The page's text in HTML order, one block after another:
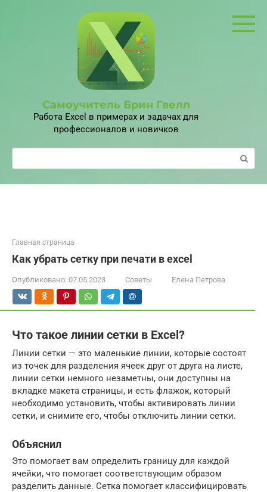
Самоучитель Брин Гвелл
Работа Excel в примерах и задачах для
профессионалов и новичков
Поиск:
Главная страница
Как убрать сетку при печати в excel
Опубликовано: 07.05.2023 Советы Елена Петрова
Что такое линии сетки в Excel?
Линии сетки — это маленькие линии, которые состоят
из точек для разделения ячеек друг от друга на листе,
линии сетки немного незаметны, они доступны на
вкладке макета страницы, и есть флажок, который
необходимо установить, чтобы активировать линии
сетки, и снимите его, чтобы отключить линии сетки.
Объяснил
Это помогает вам определить границу для каждой
ячейки, что помогает соответствующим образом
разделить данные. Сетка помогает классифицировать